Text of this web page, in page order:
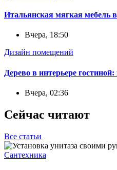
Итальянская мягкая мебель
Вчера, 18:50
Дизайн помещений
Дерево в интерьере
Вчера, 02:36
Сейчас читают
Все статьи
Сантехника